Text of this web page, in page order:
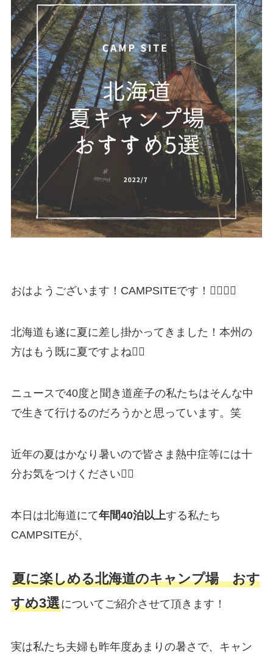
おはようございます！CAMPSITEです！🙋‍♂️🙋‍♀️
北海道も遂に夏に差し掛かってきました！本州の
方はもう既に夏ですよね🏃‍♂️
ニュースで40度と聞き道産子の私たちはそんな中
で生きて行けるのだろうかと思っています。笑
近年の夏はかなり暑いので皆さま熱中症等には十
分お気をつけください🙇‍♂️
本日は北海道にて年間40泊以上する私たち
CAMPSITEが、
夏に楽しめる北海道のキャンプ場 おす
すめ3選についてご紹介させて頂きます！
実は私たち夫婦も昨年度あまりの暑さで、キャン